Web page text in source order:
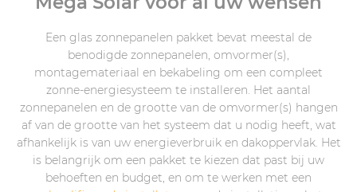
Een glas zonnepanelen pakket bevat meestal de
benodigde zonnepanelen, omvormer(s),
montagemateriaal en bekabeling om een ​​compleet
zonne-energiesysteem te installeren. Het aantal
zonnepanelen en de grootte van de omvormer(s) hangen
af van de grootte van het systeem dat u nodig heeft, wat
afhankelijk is van uw energieverbruik en dakoppervlak. Het
is belangrijk om een pakket te kiezen dat past bij uw
behoeften en budget, en om te werken met een